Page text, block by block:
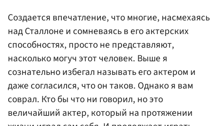
Создается впечатление, что многие, насмехаясь
над Сталлоне и сомневаясь в его актерских
способностях, просто не представляют,
насколько могуч этот человек. Выше я
сознательно избегал называть его актером и
даже согласился, что он таков. Однако я вам
соврал. Кто бы что ни говорил, но это
величайший актер, который на протяжении